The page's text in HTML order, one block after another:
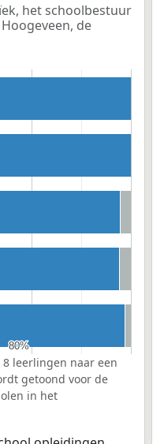
het schoolbestuur
de
80%
80%
8 leerlingen naar een
getoond voor de
in het